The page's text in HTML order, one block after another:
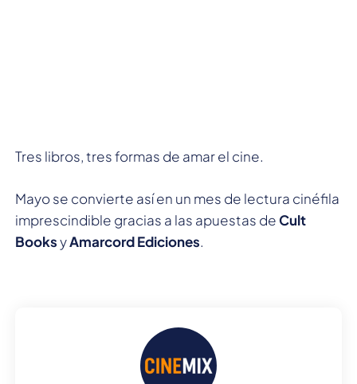
Tres libros, tres formas de amar el cine.
Mayo se convierte así en un mes de lectura cinéfila
imprescindible gracias a las apuestas deCult
BooksyAmarcord Ediciones.